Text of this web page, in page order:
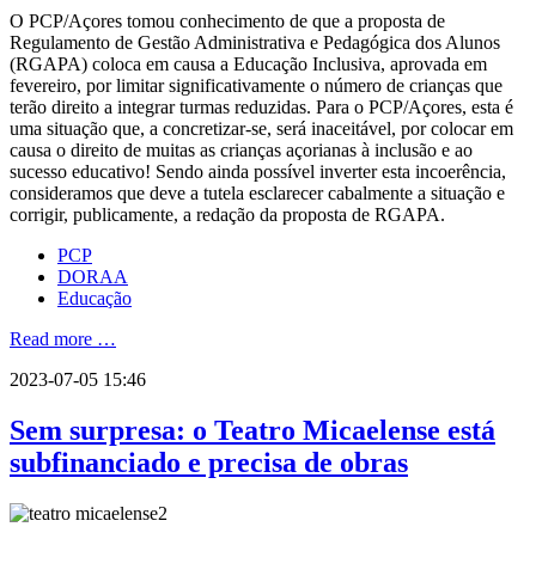
O PCP/Açores tomou conhecimento de que a proposta de
Regulamento de Gestão Administrativa e Pedagógica dos Alunos
(RGAPA) coloca em causa a Educação Inclusiva, aprovada em
fevereiro, por limitar significativamente o número de crianças que
terão direito a integrar turmas reduzidas. Para o PCP/Açores, esta é
uma situação que, a concretizar-se, será inaceitável, por colocar em
causa o direito de muitas as crianças açorianas à inclusão e ao
sucesso educativo! Sendo ainda possível inverter esta incoerência,
consideramos que deve a tutela esclarecer cabalmente a situação e
corrigir, publicamente, a redação da proposta de RGAPA.
PCP
DORAA
Educação
Read more …
2023-07-05 15:46
Sem surpresa: o Teatro Micaelense está
subfinanciado e precisa de obras